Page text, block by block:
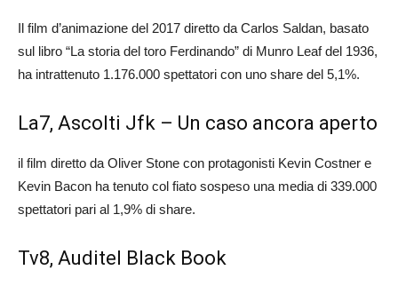
Il film d’animazione del 2017 diretto da Carlos Saldan, basato
sul libro “La storia del toro Ferdinando” di Munro Leaf del 1936,
ha intrattenuto 1.176.000 spettatori con uno share del 5,1%.
La7, Ascolti Jfk – Un caso ancora aperto
il film diretto da Oliver Stone con protagonisti Kevin Costner e
Kevin Bacon ha tenuto col fiato sospeso una media di 339.000
spettatori pari al 1,9% di share.
Tv8, Auditel Black Book